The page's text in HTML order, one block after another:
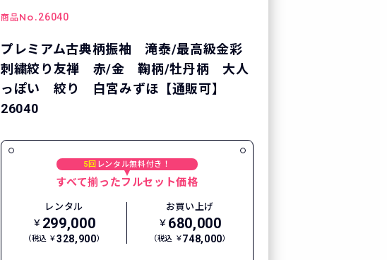
商品No.26040
プレミアム古典柄振袖 滝泰/最高級金彩
刺繍絞り友禅 赤/金 鞠柄/牡丹柄 大人
っぽい 絞り 白宮みずほ【通販可】
26040
5回 レンタル無料付き！
すべて揃ったフルセット価格
レンタル
￥ 299,000
（税込 ￥328,900）
お買い上げ
￥ 680,000
（税込 ￥748,000）